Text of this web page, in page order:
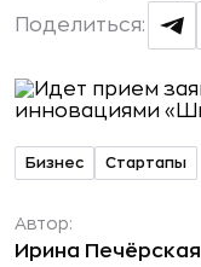
Поделиться:
Бизнес Стартапы
Автор:
Ирина Печёрская